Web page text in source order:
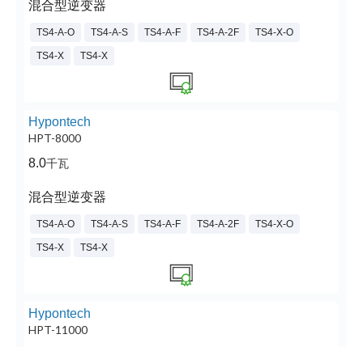
混合型逆变器
TS4-A-O TS4-A-S TS4-A-F TS4-A-2F TS4-X-O
TS4-X TS4-X
Hypontech
HPT-8000
8.0千瓦
混合型逆变器
TS4-A-O TS4-A-S TS4-A-F TS4-A-2F TS4-X-O
TS4-X TS4-X
Hypontech
HPT-11000